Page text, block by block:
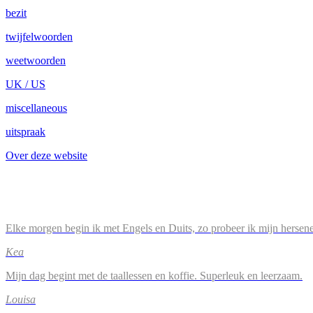
bezit
twijfelwoorden
weetwoorden
UK / US
miscellaneous
uitspraak
Over deze website
Elke morgen begin ik met Engels en Duits, zo probeer ik mijn
Kea
Mijn dag begint met de taallessen en koffie. Superleuk en leerzaam.
Louisa